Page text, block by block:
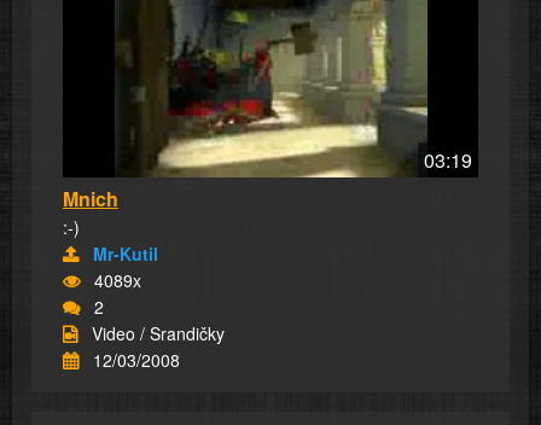
03:19
Mnich
:-)
Mr-Kutil
4089x
2
Video / Srandičky
12/03/2008